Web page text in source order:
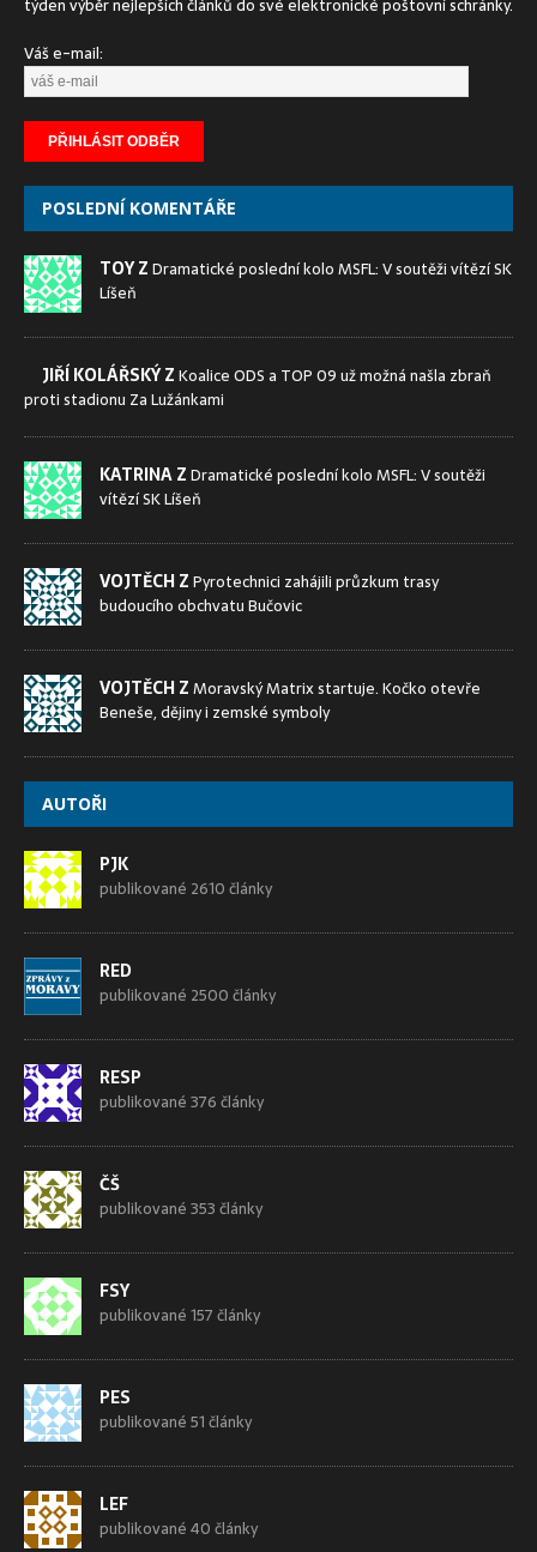
týden výběr nejlepších článků do své elektronické poštovní schránky.
Váš e-mail:
POSLEDNÍ KOMENTÁŘE
TOY ZDramatické poslední kolo MSFL: V soutěži vítězí SK
Líšeň
JIŘÍ KOLÁŘSKÝ ZKoalice ODS a TOP 09 už možná našla zbraň
proti stadionu Za Lužánkami
KATRINA ZDramatické poslední kolo MSFL: V soutěži
vítězí SK Líšeň
VOJTĚCH ZPyrotechnici zahájili průzkum trasy
budoucího obchvatu Bučovic
VOJTĚCH ZMoravský Matrix startuje. Kočko otevře
Beneše, dějiny i zemské symboly
AUTOŘI
PJK
publikované 2610 články
RED
publikované 2500 články
RESP
publikované 376 články
ČŠ
publikované 353 články
FSY
publikované 157 články
PES
publikované 51 články
LEF
publikované 40 články